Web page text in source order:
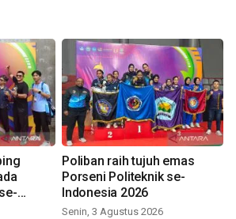
Poliban raih tujuh emas
Porseni Politeknik se-
Indonesia 2026
Senin, 3 Agustus 2026